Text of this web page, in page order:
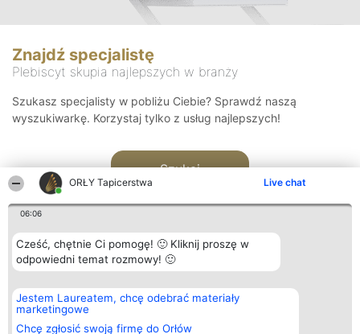
ORŁY Tapicerstwa Live chat
06:06
Cześć, chętnie Ci pomogę! 🙂 Kliknij proszę w
odpowiedni temat rozmowy! 🙂
Jestem Laureatem, chcę odebrać materiały
marketingowe
Chcę zgłosić swoją firmę do Orłów
Znajdź specjalistę
Plebiscyt skupia najlepszych w branży
Szukasz specjalisty w pobliżu Ciebie? Sprawdź naszą
wyszukiwarkę. Korzystaj tylko z usług najlepszych!
Szukaj
Organizator plebiscytu
Bright Side Solutions sp. z o.
o. sp. k.
ul. Ruska 22
Plebiscyt
Laureaci
wszystkich
Kontakt
Kontakt